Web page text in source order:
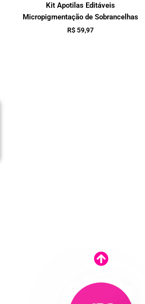
Kit Apotilas Editáveis
Micropigmentação de Sobrancelhas
R$59,97